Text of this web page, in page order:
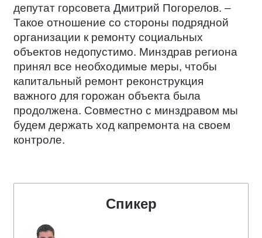
депутат горсовета Дмитрий Погорелов. –
Такое отношение со стороны подрядной
организации к ремонту социальных
объектов недопустимо. Минздрав региона
принял все необходимые меры, чтобы
капитальный ремонт реконструкция
важного для горожан объекта была
продолжена. Совместно с минздравом мы
будем держать ход капремонта на своем
контроле.
Спикер